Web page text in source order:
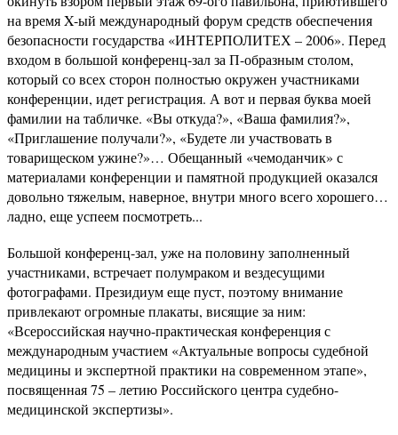
на время X-ый международный форум средств обеспечения
безопасности государства «ИНТЕРПОЛИТЕХ – 2006». Перед
входом в большой конференц-зал за П-образным столом,
который со всех сторон полностью окружен участниками
конференции, идет регистрация. А вот и первая буква моей
фамилии на табличке. «Вы откуда?», «Ваша фамилия?»,
«Приглашение получали?», «Будете ли участвовать в
товарищеском ужине?»… Обещанный «чемоданчик» с
материалами конференции и памятной продукцией оказался
довольно тяжелым, наверное, внутри много всего хорошего…
ладно, еще успеем посмотреть...
Большой конференц-зал, уже на половину заполненный
участниками, встречает полумраком и вездесущими
фотографами. Президиум еще пуст, поэтому внимание
привлекают огромные плакаты, висящие за ним:
«Всероссийская научно-практическая конференция с
международным участием «Актуальные вопросы судебной
медицины и экспертной практики на современном этапе»,
посвященная 75 – летию Российского центра судебно-
медицинской экспертизы».